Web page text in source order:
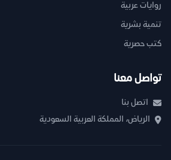
روايات عربية
تنمية بشرية
كتب حصرية
تواصل معنا
اتصل بنا
الرياض، المملكة العربية السعودية